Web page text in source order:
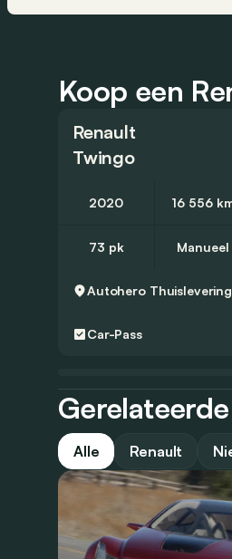
Koop een
Renault
Twingo
2020 16 556
73 pk Manueel
Autohero Thuislevering
Car-Pass
Alle Renault